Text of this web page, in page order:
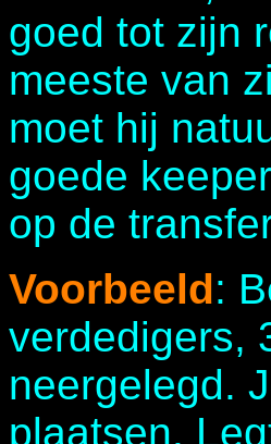
goed tot zijn
meeste van
moet hij
goede
op de
Voorbeeld:
verdedigers,
neergelegd.
plaatsen.